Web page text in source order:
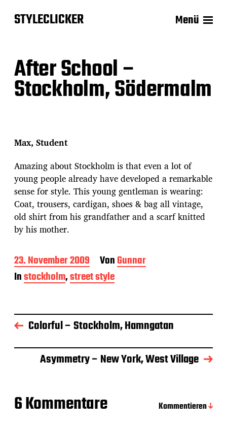
STYLECLICKER Menü
After School –
Stockholm, Södermalm
Max, Student
Amazing about Stockholm is that even a lot of
young people already have developed a remarkable
sense for style. This young gentleman is wearing:
Coat, trousers, cardigan, shoes & bag all vintage,
old shirt from his grandfather and a scarf knitted
by his mother.
B
e
i
a
g
s
a
23. November 2009 VonGunnar
Instockholm,street style
Colorful – Stockholm, Hamngatan
Asymmetry – New York, West Village
6 Kommentare
Kommentieren